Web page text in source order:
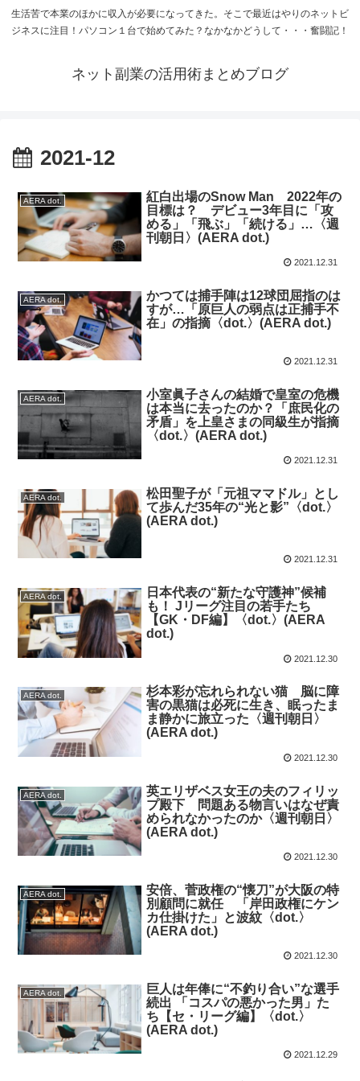
生活苦で本業のほかに収入が必要になってきた。そこで最近はやりのネットビ
ジネスに注目！パソコン１台で始めてみた？なかなかどうして・・・奮闘記！
ネット副業の活用術まとめブログ
2021-12
AERA dot.
紅白出場のSnow Man 2022年の
目標は？ デビュー3年目に「攻
める」「飛ぶ」「続ける」…〈週
刊朝日〉(AERA dot.)
2021.12.31
AERA dot.
かつては捕手陣は12球団屈指のは
すが…「原巨人の弱点は正捕手不
在」の指摘〈dot.〉(AERA dot.)
2021.12.31
AERA dot.
小室眞子さんの結婚で皇室の危機
は本当に去ったのか？「庶民化の
矛盾」を上皇さまの同級生が指摘
〈dot.〉(AERA dot.)
2021.12.31
AERA dot.
松田聖子が「元祖ママドル」とし
て歩んだ35年の“光と影”〈dot.〉
(AERA dot.)
2021.12.31
AERA dot.
日本代表の“新たな守護神”候補
も！ Jリーグ注目の若手たち
【GK・DF編】〈dot.〉(AERA
dot.)
2021.12.30
AERA dot.
杉本彩が忘れられない猫 脳に障
害の黒猫は必死に生き、眠ったま
ま静かに旅立った〈週刊朝日〉
(AERA dot.)
2021.12.30
AERA dot.
英エリザベス女王の夫のフィリッ
プ殿下 問題ある物言いはなぜ責
められなかったのか〈週刊朝日〉
(AERA dot.)
2021.12.30
AERA dot.
安倍、菅政権の“懐刀”が大阪の特
別顧問に就任 「岸田政権にケン
カ仕掛けた」と波紋〈dot.〉
(AERA dot.)
2021.12.30
AERA dot.
巨人は年俸に“不釣り合い”な選手
続出 「コスパの悪かった男」た
ち【セ・リーグ編】〈dot.〉
(AERA dot.)
2021.12.29